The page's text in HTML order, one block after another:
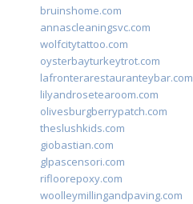
bruinshome.com
annascleaningsvc.com
wolfcitytattoo.com
oysterbayturkeytrot.com
lafronterarestauranteybar.com
lilyandrosetearoom.com
olivesburgberrypatch.com
theslushkids.com
giobastian.com
glpascensori.com
rifloorepoxy.com
woolleymillingandpaving.com